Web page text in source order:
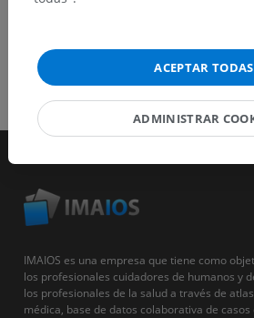
IMAIOS es una empresa que tiene como
los profesionales cuidadores de humanos y
los profesionales de la salud a través de
médica, base de datos colaborativa de
ACEPTAR TODAS
ADMINISTRAR